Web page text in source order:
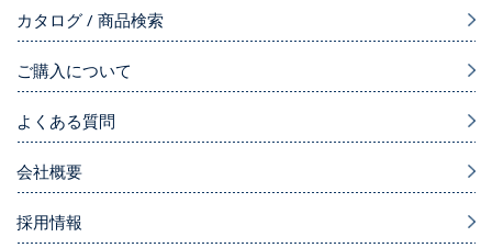
カタログ / 商品検索
ご購入について
よくある質問
会社概要
採用情報